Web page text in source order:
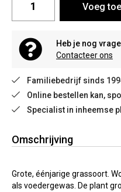
Voeg
Heb je nog
Contacteer ons
Familiebedrijf sinds
Online bestellen kan,
Specialist in inheemse
Omschrijving
Grote, éénjarige grassoort.
als voedergewas. De plant